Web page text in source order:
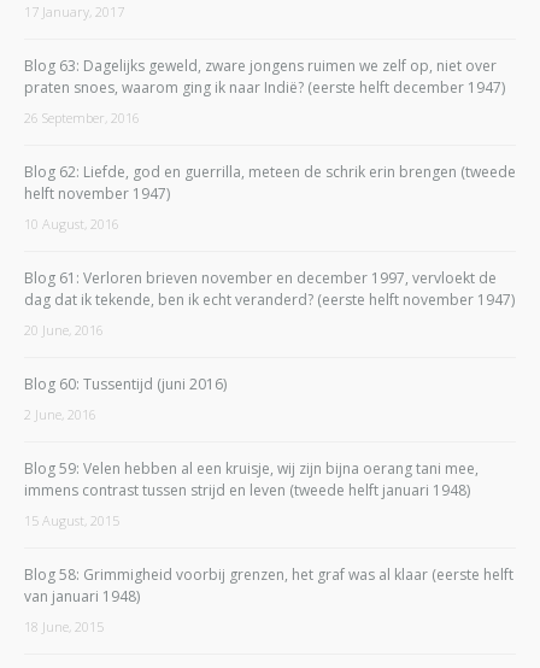
17 January, 2017
Blog 63: Dagelijks geweld, zware jongens ruimen we zelf op, niet over
praten snoes, waarom ging ik naar Indië? (eerste helft december 1947)
26 September, 2016
Blog 62: Liefde, god en guerrilla, meteen de schrik erin brengen (tweede
helft november 1947)
10 August, 2016
Blog 61: Verloren brieven november en december 1997, vervloekt de
dag dat ik tekende, ben ik echt veranderd? (eerste helft november 1947)
20 June, 2016
Blog 60: Tussentijd (juni 2016)
2 June, 2016
Blog 59: Velen hebben al een kruisje, wij zijn bijna oerang tani mee,
immens contrast tussen strijd en leven (tweede helft januari 1948)
15 August, 2015
Blog 58: Grimmigheid voorbij grenzen, het graf was al klaar (eerste helft
van januari 1948)
18 June, 2015